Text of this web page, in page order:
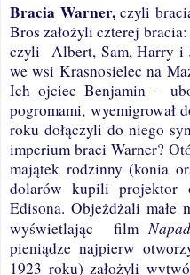
Bracia Warner, czyli
Bros założyli czterej
czyli Albert, Sam,Harry i
we wsi Krasnosielec na
Ich ojciec Benjamin –
pogromami, wyemigrował
roku dołączyli do niego
imperium braci Warner?
majątek rodzinny (konia
dolarów kupili projektor
Edisona. Objeżdżali małe
wyświetlając
film
pieniądze najpierw
1923 roku) założyli